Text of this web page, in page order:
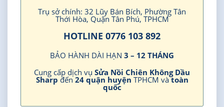
Trụ sở chính: 32 Lũy Bán Bích, Phường Tân
Thới Hòa, Quận Tân Phú, TPHCM
HOTLINE 0776 103 892
BẢO HÀNH DÀI HẠN 3 – 12 THÁNG
Cung cấp dịch vụ Sửa Nồi Chiên Không Dầu
Sharp đến24 quận huyện TPHCM vàtoàn
quốc